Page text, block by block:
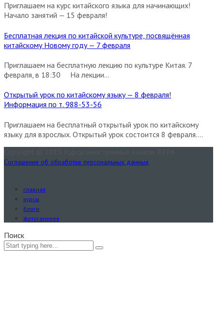
Приглашаем на курс китайского языка для начинающих!
Начало занятий — 15 февраля!
Бесплатная лекция по китайской культуре, посвящённая
китайскому Новому году — 7 февраля
Приглашаем на бесплатную лекцию по культуре Китая. 7
февраля, в 18:30 На лекции...
Открытый урок по китайскому языку — 8 февраля!
Информация по т. 988-53-56
Приглашаем на бесплатный открытый урок по китайскому
языку для взрослых. Открытый урок состоится 8 февраля....
Соглашение об обработке персональных данных
главная
курсы
блоги
фотогалерея
Поиск